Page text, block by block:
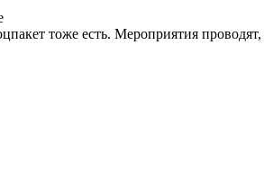
тоже есть. Мероприятия